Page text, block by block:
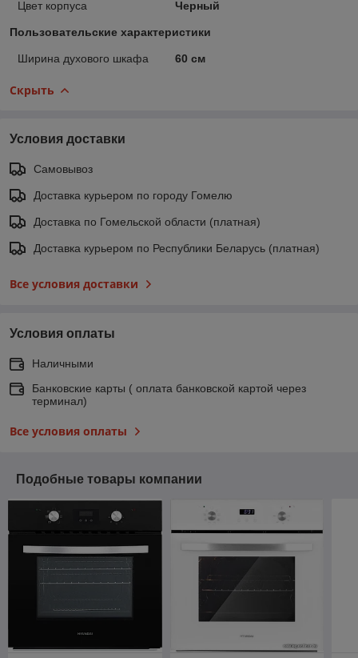
Цвет корпуса Черный
Пользовательские характеристики
Ширина духового шкафа 60 см
Скрыть
Условия доставки
Самовывоз
Доставка курьером по городу Гомелю
Доставка по Гомельской области (платная)
Доставка курьером по Республики Беларусь (платная)
Все условия доставки
Условия оплаты
Наличными
Банковские карты ( оплата банковской картой через
терминал)
Все условия оплаты
Подобные товары компании